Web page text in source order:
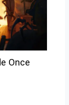
Once